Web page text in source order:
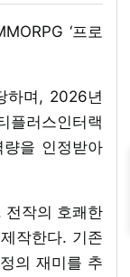
‘프로
하며, 2026년
플러스인터랙
을 인정받아
전작의 호쾌한
작한다. 기존
의 재미를 추